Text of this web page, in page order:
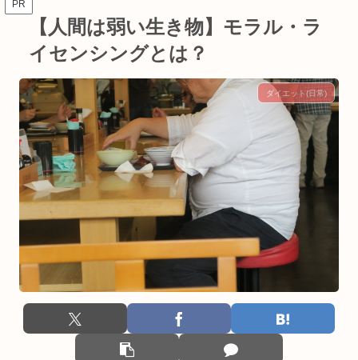
PR
【人間は弱い生き物】モラル・ラ
イセンシングとは？
ダイエット(日常)